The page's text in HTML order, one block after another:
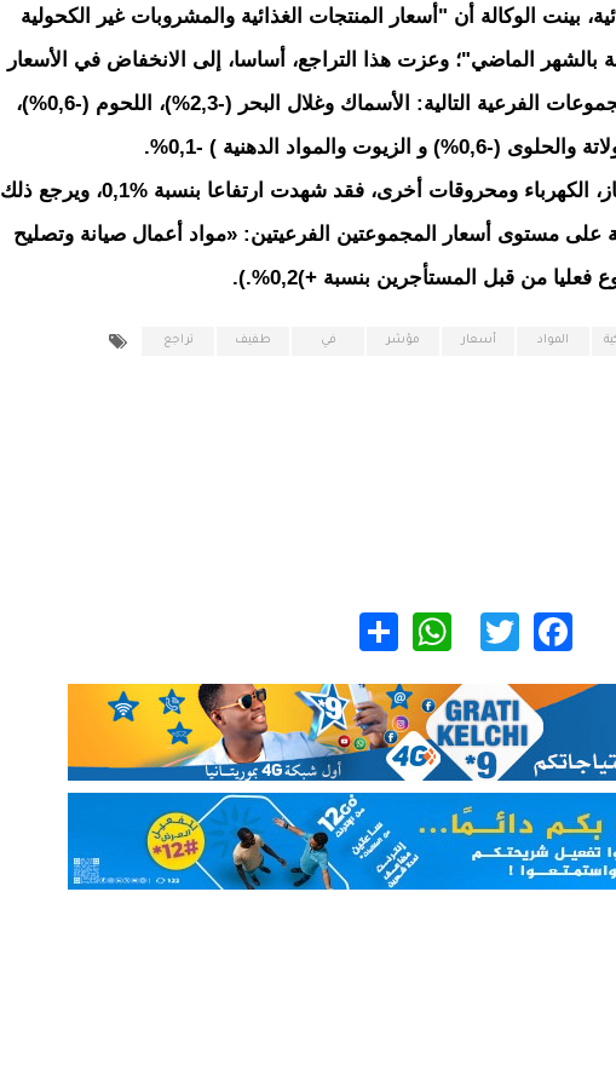
بينت الوكالة أن "أسعار المنتجات الغذائية والمشروبات غير الكحولية
بنسبة 0,2% مقارنة بالشهر الماضي"؛ وعزت هذا التراجع، أساسا، إلى الانخفاض في الأسعار
المسجل على مستوى أسعار المجموعات الفرعية التالية: الأسماك وغلال البحر (-2,3%)، اللحوم (-0,6%)،
والمواد الدهنية ) -0,1%.
وبشأن أسعار «السكن، الماء، الغاز، الكهرباء ومحروقات أخرى، فقد شهدت ارتفاعا بنسبة %0,1، ويرجع ذلك
مستوى أسعار المجموعتين الفرعيتين: «مواد أعمال صيانة وتصليح
تراجع طفيف في مؤشر أسعار المواد
Facebook
Twitter
WhatsApp